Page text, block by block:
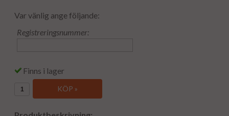
Var vänlig ange följande:
Registreringsnummer:
Finns i lager
KÖP »